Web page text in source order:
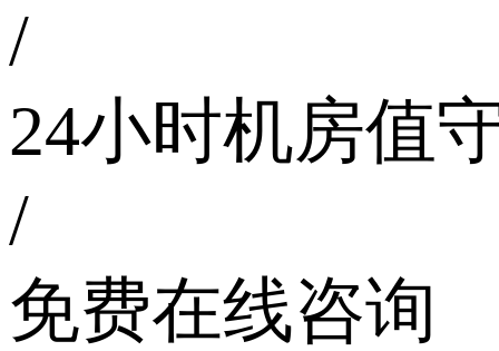
/
24小时机房值
/
免费在线咨询